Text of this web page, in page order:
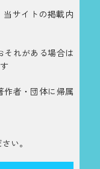
当サイトの掲載内
それがある場合は
作者・団体に帰属
い。